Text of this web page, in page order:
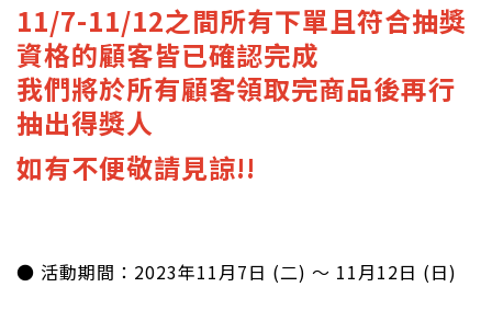
11/7-11/12之間所有下單且符合抽獎
資格的顧客皆已確認完成
我們將於所有顧客領取完商品後再行
抽出得獎人
如有不便敬請見諒!!
● 活動期間：2023年11月7日 (二) ～ 11月12日 (日)